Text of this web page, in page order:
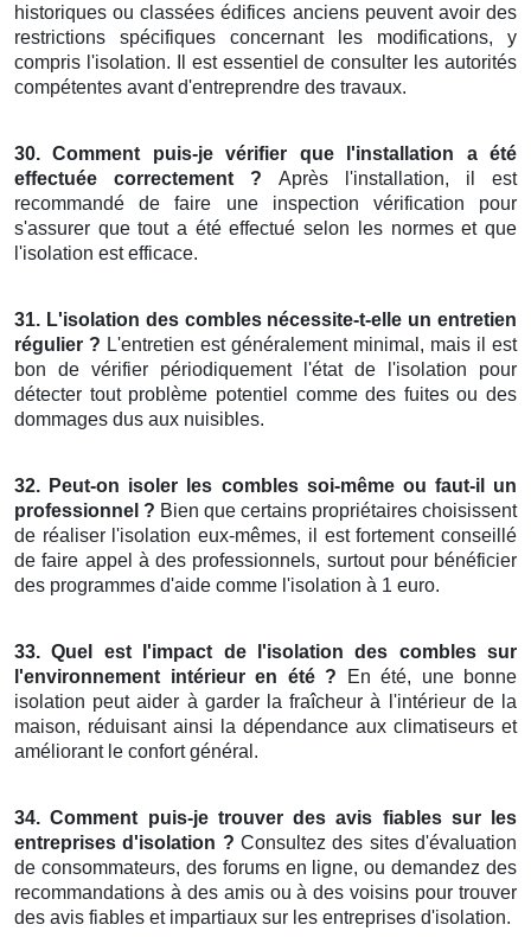
historiques ou classées édifices anciens peuvent avoir des
restrictions spécifiques concernant les modifications, y
compris l'isolation. Il est essentiel de consulter les autorités
compétentes avant d'entreprendre des travaux.
30. Comment puis-je vérifier que l'installation a été
effectuée correctement ? Après l'installation, il est
recommandé de faire une inspection vérification pour
s'assurer que tout a été effectué selon les normes et que
l'isolation est efficace.
31. L'isolation des combles nécessite-t-elle un entretien
régulier ? L'entretien est généralement minimal, mais il est
bon de vérifier périodiquement l'état de l'isolation pour
détecter tout problème potentiel comme des fuites ou des
dommages dus aux nuisibles.
32. Peut-on isoler les combles soi-même ou faut-il un
professionnel ? Bien que certains propriétaires choisissent
de réaliser l'isolation eux-mêmes, il est fortement conseillé
de faire appel à des professionnels, surtout pour bénéficier
des programmes d'aide comme l'isolation à 1 euro.
33. Quel est l'impact de l'isolation des combles sur
l'environnement intérieur en été ? En été, une bonne
isolation peut aider à garder la fraîcheur à l'intérieur de la
maison, réduisant ainsi la dépendance aux climatiseurs et
améliorant le confort général.
34. Comment puis-je trouver des avis fiables sur les
entreprises d'isolation ? Consultez des sites d'évaluation
de consommateurs, des forums en ligne, ou demandez des
recommandations à des amis ou à des voisins pour trouver
des avis fiables et impartiaux sur les entreprises d'isolation.